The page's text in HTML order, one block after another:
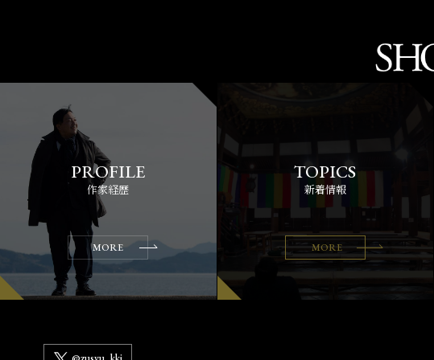
作家経歴
MORE
新着情報
MORE